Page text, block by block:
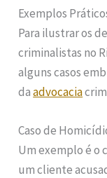
Exemplos
Para ilustrar os
criminalistas no
alguns casos
daadvocacia
Caso de
Um exemplo é o
um cliente